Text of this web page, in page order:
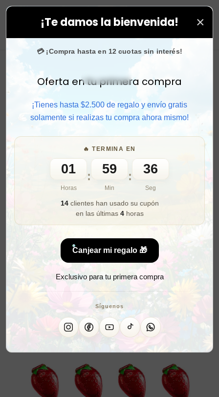
¡Te damos la bienvenida! ×
💳 ¡Compra hasta en 12 cuotas sin interés!
Activar sonido
Oferta en tu primera compra
¡Tienes hasta $2.500 de regalo y envío gratis
solamente si realizas tu compra ahora mismo!
🔥 TERMINA EN
01
Horas
: 59
Min
:
34
Seg
14clientes han usado su cupón
en las últimas 4horas
Canjear mi regalo 🎁
Exclusivo para tu primera compra
Síguenos
Compra rápido y aprovecha. 💙 +50.000 fans en